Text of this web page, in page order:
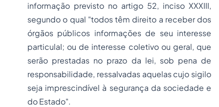
informação previsto no artigo 52, inciso XXXIII,
segundo o qual "todos têm direito a receber dos
órgãos públicos informações de seu interesse
particulaI; ou de interesse coletivo ou geral, que
serão prestadas no prazo da lei, sob pena de
responsabilidade, ressalvadas aquelas cujo sigilo
seja imprescindível à segurança da sociedade e
do Estado".